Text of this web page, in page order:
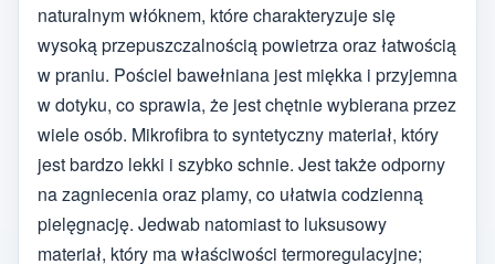
naturalnym włóknem, które charakteryzuje się
wysoką przepuszczalnością powietrza oraz łatwością
w praniu. Pościel bawełniana jest miękka i przyjemna
w dotyku, co sprawia, że jest chętnie wybierana przez
wiele osób. Mikrofibra to syntetyczny materiał, który
jest bardzo lekki i szybko schnie. Jest także odporny
na zagniecenia oraz plamy, co ułatwia codzienną
pielęgnację. Jedwab natomiast to luksusowy
materiał, który ma właściwości termoregulacyjne;